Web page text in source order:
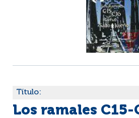
Título:
Los ramales C15-